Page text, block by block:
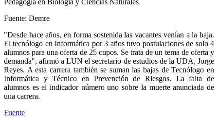
Fuente: Demre
"Desde hace años, en forma sostenida las vacantes venían a la baja.
El tecnólogo en Informática por 3 años tuvo postulaciones de solo 4
alumnos para una oferta de 25 cupos. Se trata de un tema de oferta y
demanda", afirmó a LUN el secretario de estudios de la UDA, Jorge
Reyes. A esta carrera también se suman las bajas de Tecnólogo en
Informática y Técnico en Prevención de Riesgos. La falta de
alumnos es el indicador número uno sobre la muerte anunciada de
una carrera.
Fuente